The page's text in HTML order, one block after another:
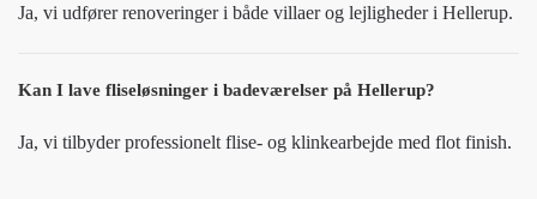
Ja, vi udfører renoveringer i både villaer og lejligheder i Hellerup.
Kan I lave fliseløsninger i badeværelser på Hellerup?
Ja, vi tilbyder professionelt flise- og klinkearbejde med flot finish.